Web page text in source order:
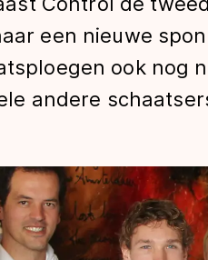
historie
op
een nieuwe
ook nog
andere